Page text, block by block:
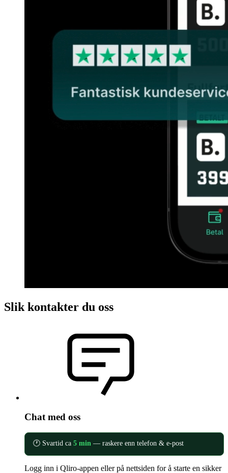
Slik kontakter du oss
Chat med oss
🕐 Svartid ca 5 min — raskere enn telefon & e-post
Logg inn i Qliro-appen eller på nettsiden for å starte en sikker